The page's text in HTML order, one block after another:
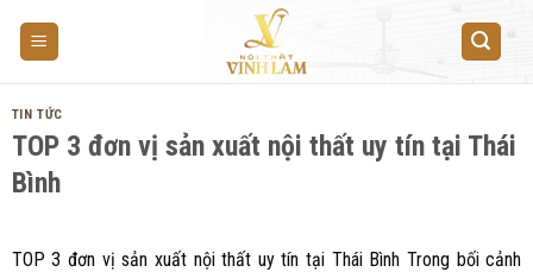
TIN TỨC
TOP 3 đơn vị sản xuất nội thất uy tín tại Thái
Bình
TOP 3 đơn vị sản xuất nội thất uy tín tại Thái Bình Trong bối cảnh